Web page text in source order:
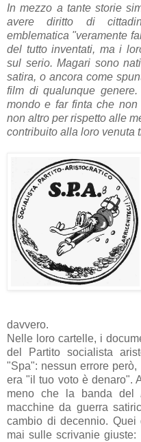
In mezzo a tante storie
avere diritto di
emblematica "veramente
del tutto inventati, ma i
sul serio. Magari sono
satira, o ancora come
film di qualunque
mondo e far finta che
non altro per rispetto alle
contribuito alla loro venuta
davvero.
Nelle loro cartelle, i
del Partito socialista
"Spa": nessun errore
era "il tuo voto è denaro".
meno che la banda del
macchine da guerra
cambio di decennio. Quei
mai sulle scrivanie giuste: